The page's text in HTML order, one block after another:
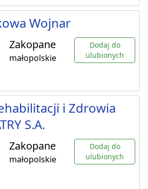
Wojnar
Zakopane
małopolskie
Dodaj do
ulubionych
i Zdrowia
S.A.
Zakopane
małopolskie
Dodaj do
ulubionych